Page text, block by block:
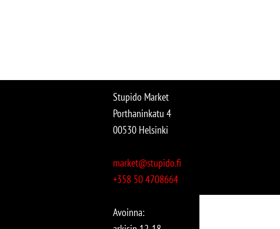
Stupido Market
Porthaninkatu 4
00530 Helsinki
market@stupido.fi
+358 50 4708664
Avoinna: